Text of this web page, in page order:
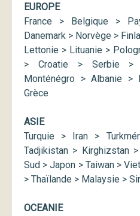
EUROPE
France > Belgique >
Danemark > Norvège >
Lettonie > Lituanie >
> Croatie > Serbie >
Monténégro > Albanie >
Grèce
ASIE
Turquie > Iran >
Tadjikistan > Kirghizstan
Sud > Japon > Taiwan >
> Thaïlande > Malaysie >
OCEANIE